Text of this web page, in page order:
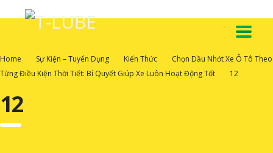
Home Sự Kiện – Tuyển Dụng Kiến Thức
Chọn Dầu Nhớt Xe Ô Tô Theo
Từng Điều Kiện Thời Tiết: Bí Quyết Giúp Xe Luôn Hoạt Động Tốt
12
12